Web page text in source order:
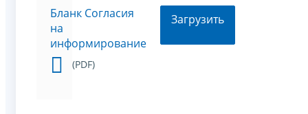
Бланк Согласия
на
информирование
(PDF)
Загрузить